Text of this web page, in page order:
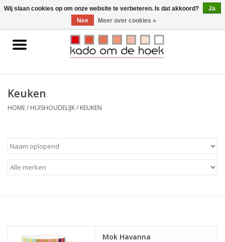
0 Artikelen - €0,00
Home
Gadgets
Keuken
HOME/ HUISHOUDELIJK/ KEUKEN
Mok Havanna
Wij slaan cookies op om onze website te verbeteren. Is dat akkoord?
Ja
Nee
Meer over cookies »